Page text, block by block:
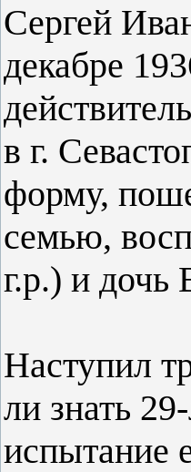
Сергей
декабре
в г.
форму,
семью,
г.р.) и дочь
Наступил
ли знать
испытание